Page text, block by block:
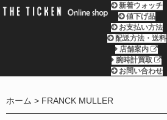
新着ウォッチ
値下げ品
お支払い方法
配送方法・送料
店舗案内
腕時計買取
お問い合わせ
ホーム FRANCK MULLER